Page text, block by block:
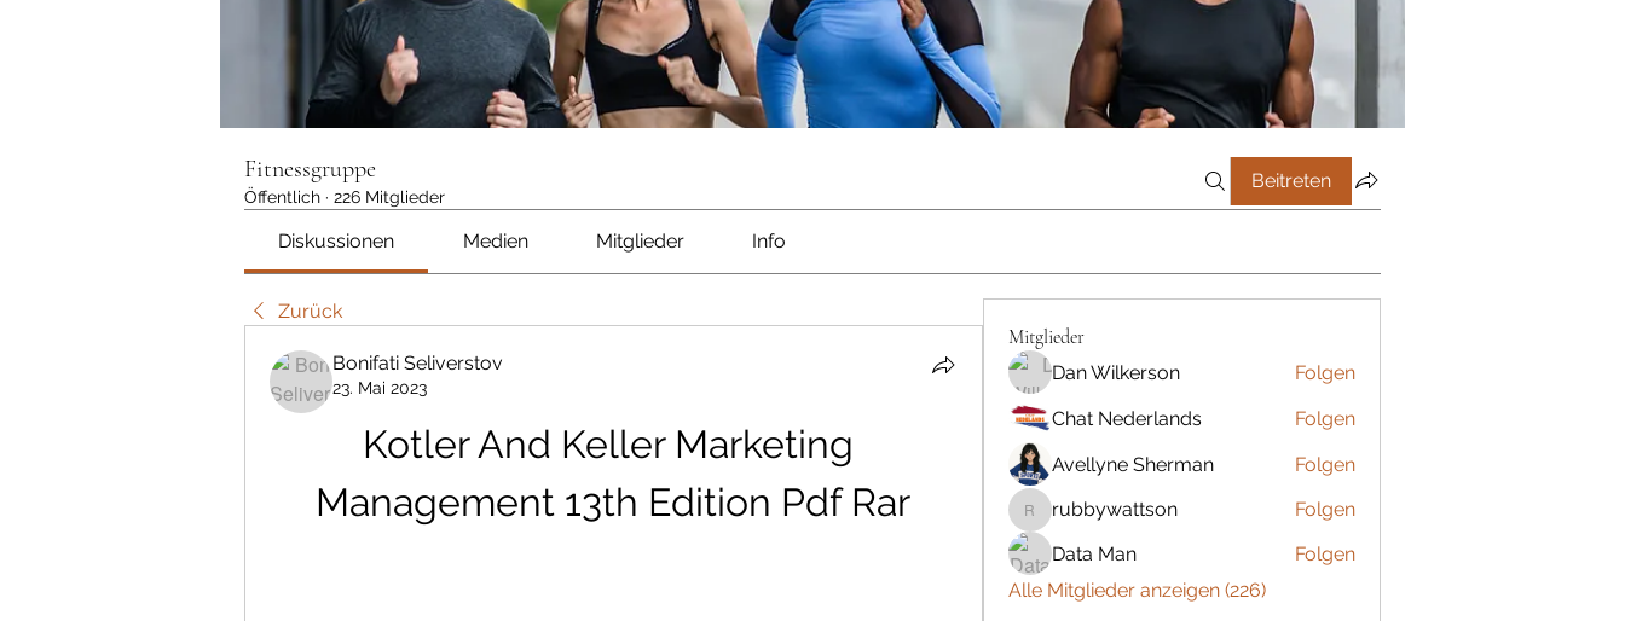
Fitnessgruppe
Öffentlich · 226 Mitglieder
Beitreten
Diskussionen Medien Mitglieder Info
Zurück
Bonifati Seliverstov
23. Mai 2023
Kotler And Keller Marketing
Management 13th Edition Pdf Rar
Mitglieder
Dan Wilkerson
Folgen
Chat Nederlands
Folgen
Avellyne Sherman
Folgen
rubbywattson
rubbywattson
Folgen
Data Man
Folgen
Alle Mitglieder anzeigen (226)